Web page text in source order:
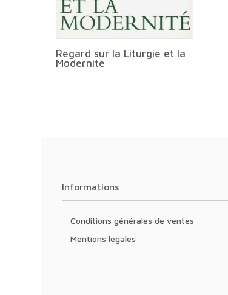
Regard sur la Liturgie et la
Modernité
Informations
Conditions générales de ventes
Mentions légales